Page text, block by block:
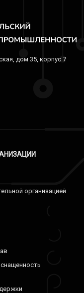
дом 35, корпус 7
организацией